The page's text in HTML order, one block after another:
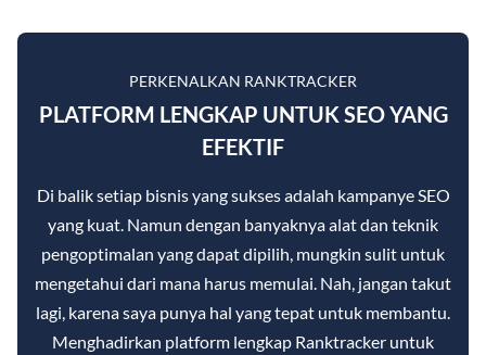
PERKENALKAN RANKTRACKER
PLATFORM LENGKAP UNTUK SEO YANG
EFEKTIF
Di balik setiap bisnis yang sukses adalah kampanye SEO
yang kuat. Namun dengan banyaknya alat dan teknik
pengoptimalan yang dapat dipilih, mungkin sulit untuk
mengetahui dari mana harus memulai. Nah, jangan takut
lagi, karena saya punya hal yang tepat untuk membantu.
Menghadirkan platform lengkap Ranktracker untuk